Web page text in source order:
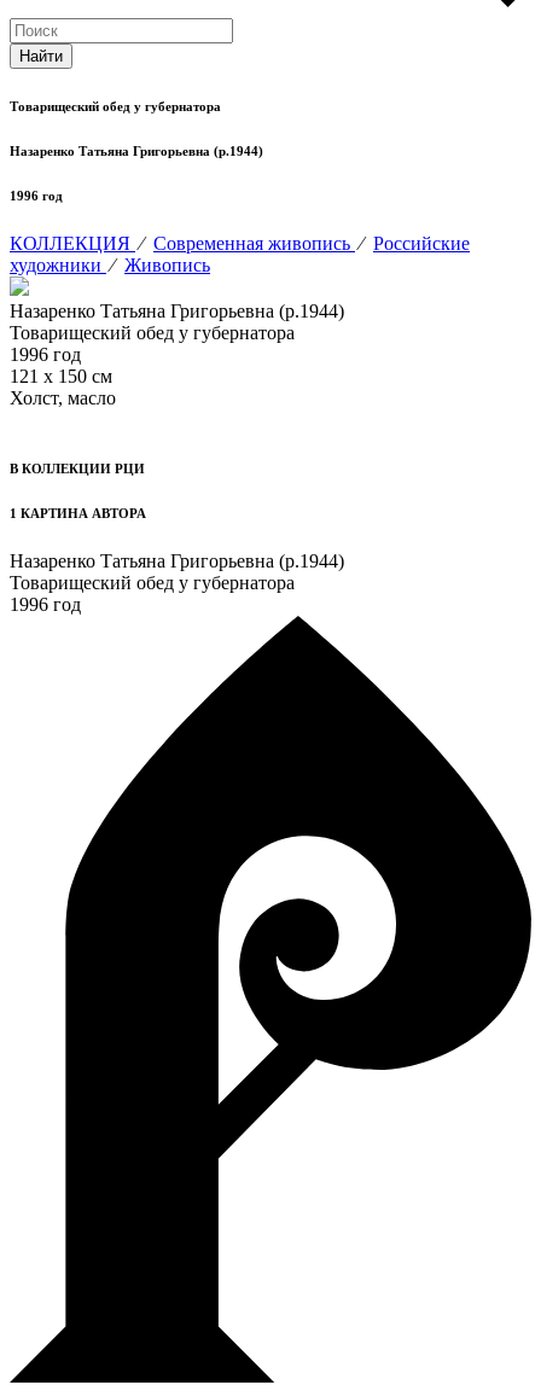
Товарищеский обед у губернатора
Назаренко Татьяна Григорьевна (р.1944)
1996 год
КОЛЛЕКЦИЯ ⁄ Современная живопись ⁄ Российские
художники ⁄ Живопись
Назаренко Татьяна Григорьевна (р.1944)
Товарищеский обед у губернатора
1996 год
121 х 150 см
Холст, масло
В КОЛЛЕКЦИИ РЦИ
1 КАРТИНА АВТОРА
Назаренко Татьяна Григорьевна (р.1944)
Товарищеский обед у губернатора
1996 год